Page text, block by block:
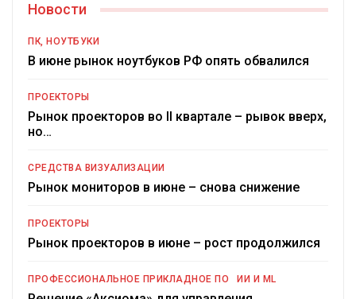
Новости
ПК, НОУТБУКИ
В июне рынок ноутбуков РФ опять обвалился
ПРОЕКТОРЫ
Рынок проекторов во II квартале – рывок вверх,
но…
СРЕДСТВА ВИЗУАЛИЗАЦИИ
Рынок мониторов в июне – снова снижение
ПРОЕКТОРЫ
Рынок проекторов в июне – рост продолжился
ПРОФЕССИОНАЛЬНОЕ ПРИКЛАДНОЕ ПО ИИ И ML